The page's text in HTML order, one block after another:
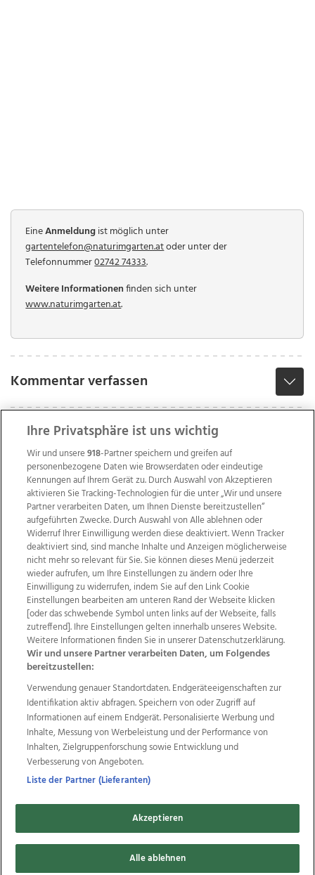
EineAnmeldungist möglich unter
gartentelefon@naturimgarten.atoder unter der
Telefonnummer02742 74333.
Weitere Informationenfinden sich unter
www.naturimgarten.at.
Kommentar verfassen
Wir über uns Mediadaten Kontakt
Jobs
Datenschutz
Impressum
AGB Anzeigekunden
AGB Website
Ehrenkodex Politische Werbung
Weitere Angebote des Medienhauses Wimmer
TV1 di-mog-i.at OÖNow
Ischler Woche
Life Radio
OÖNachrichten
OÖN Immobilien
OÖN Karriere
OÖN Reise
Promenaden Galerien
Regionaljobs
wasistlos.at wirtrauern.at
Copyrights © 2026 Tips Zeitungs GmbH & Co KG
developed by
Ihre Privatsphäre ist uns wichtig
Wir und unsere918-Partner speichern und greifen auf
personenbezogene Daten wie Browserdaten oder eindeutige
Kennungen auf Ihrem Gerät zu. Durch Auswahl von Akzeptieren
aktivieren Sie Tracking-Technologien für die unter „Wir und unsere
Partner verarbeiten Daten, um Ihnen Dienste bereitzustellen“
aufgeführten Zwecke. Durch Auswahl von Alle ablehnen oder
Widerruf Ihrer Einwilligung werden diese deaktiviert. Wenn Tracker
deaktiviert sind, sind manche Inhalte und Anzeigen möglicherweise
nicht mehr so relevant für Sie. Sie können dieses Menü jederzeit
wieder aufrufen, um Ihre Einstellungen zu ändern oder Ihre
Einwilligung zu widerrufen, indem Sie auf den Link Cookie
Einstellungen bearbeiten am unteren Rand der Webseite klicken
[oder das schwebende Symbol unten links auf der Webseite, falls
zutreffend]. Ihre Einstellungen gelten innerhalb unseres Website.
Weitere Informationen finden Sie in unserer Datenschutzerklärung.
Wir und unsere Partner verarbeiten Daten, um Folgendes
bereitzustellen:
Verwendung genauer Standortdaten. Endgeräteeigenschaften zur
Identifikation aktiv abfragen. Speichern von oder Zugriff auf
Informationen auf einem Endgerät. Personalisierte Werbung und
Inhalte, Messung von Werbeleistung und der Performance von
Inhalten, Zielgruppenforschung sowie Entwicklung und
Verbesserung von Angeboten.
Liste der Partner (Lieferanten)
Akzeptieren
Alle ablehnen